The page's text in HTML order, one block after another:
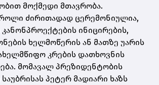
მოქმედი მთავრობა.
ძირითადად ცერემონიულია,
კანონპროექტების ინიცირების,
ხელმოწერის ან მათზე უარის
კრების დათხოვნის
მომავალ პრეზიდენტობის
პეტერ მადიარი ხაზს